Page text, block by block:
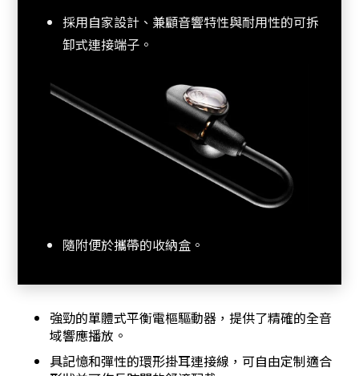
採用自家設計、兼顧音響特性與耐用性的可拆
卸式連接端子。
隨附便於攜帶的收納盒。
強勁的單體式平衡電樞驅動器，提供了精確的全音
域響應播放。
具記憶和彈性的環形掛耳連接線，可自由定制適合